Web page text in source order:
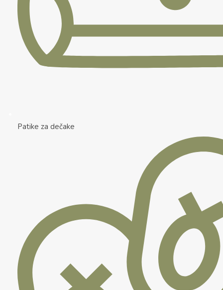
Patike za dečake